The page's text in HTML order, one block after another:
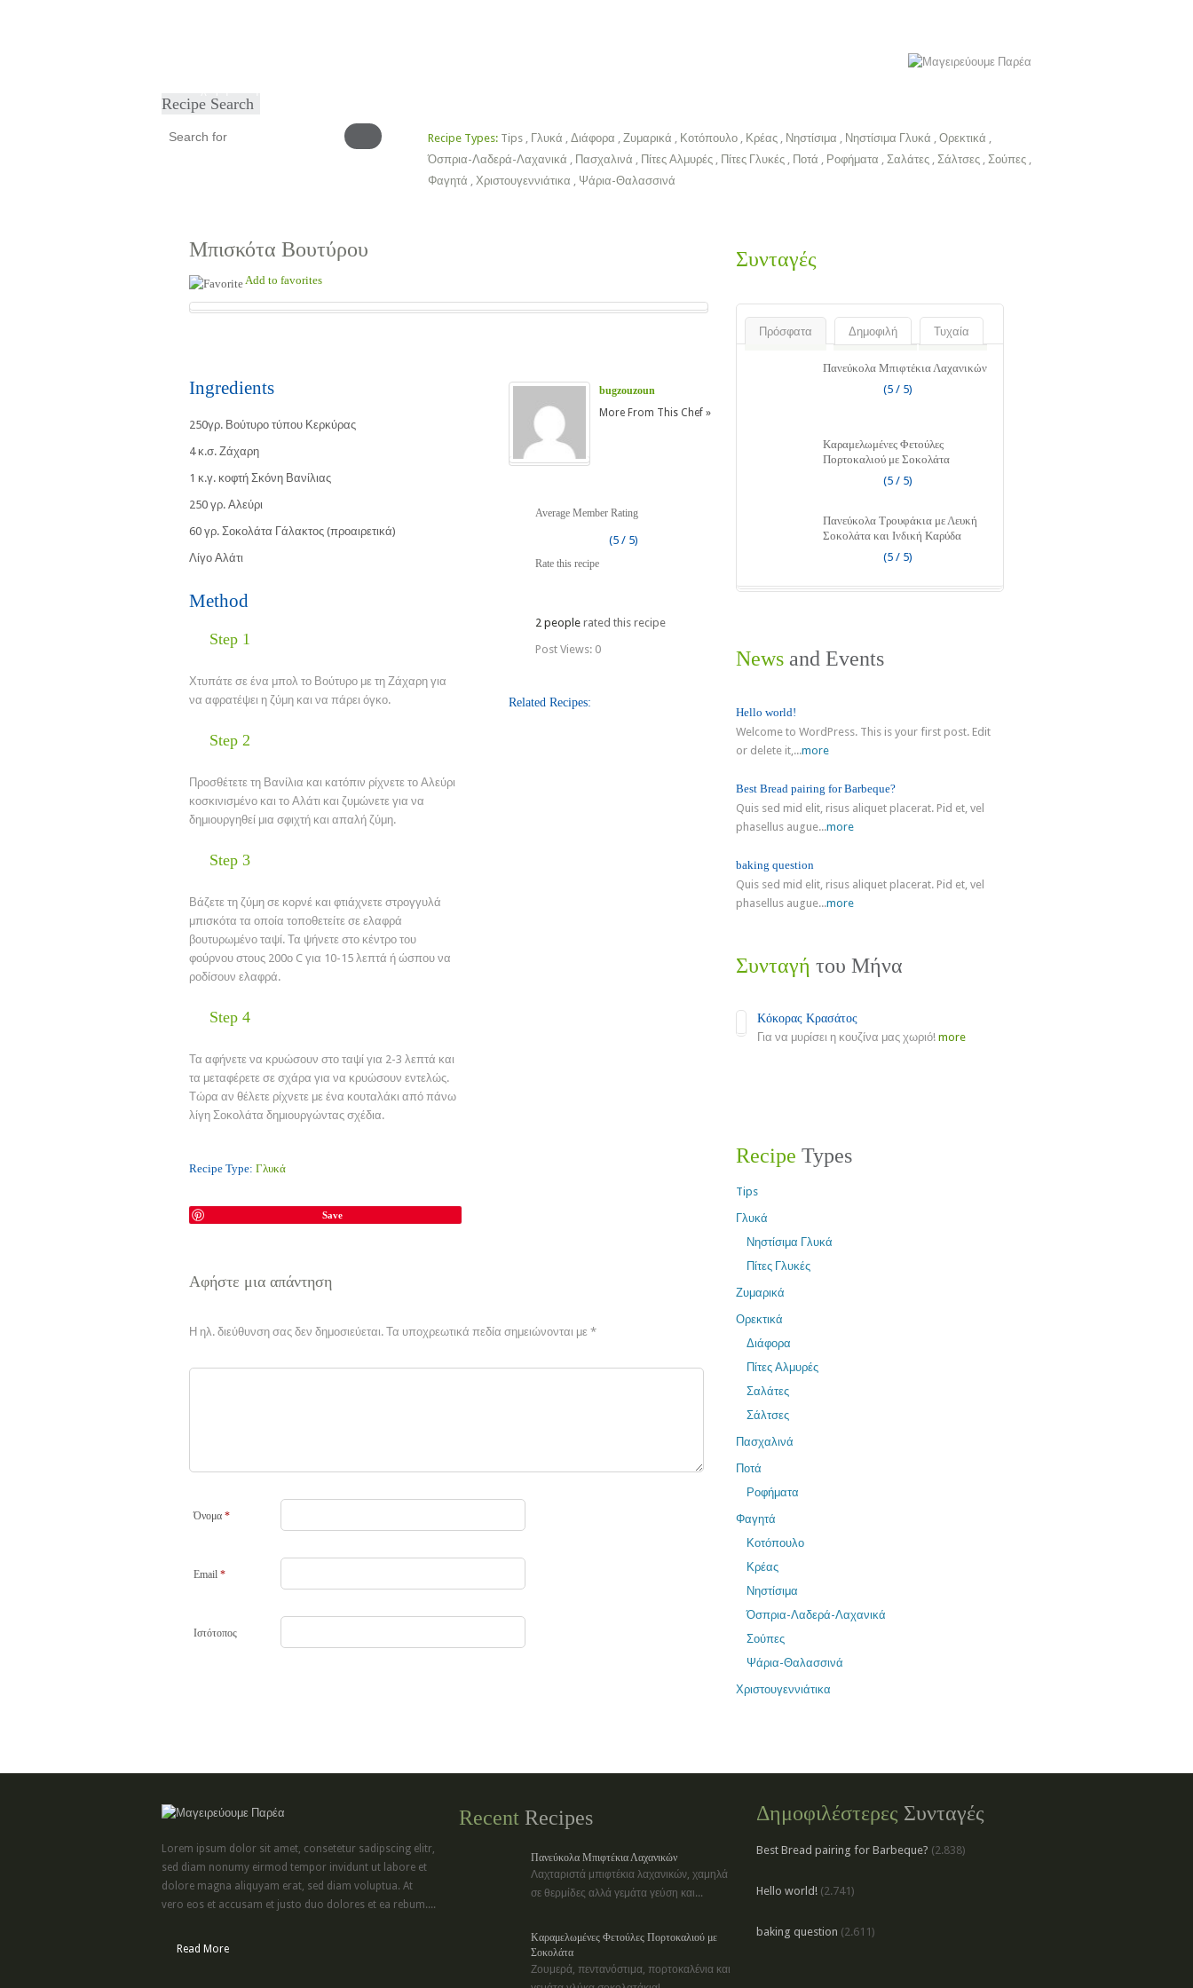
Recipe Search
Recipe Types: Tips , Γλυκά , Διάφορα , Ζυμαρικά , Κοτόπουλο , Κρέας , Νηστίσιμα , Νηστίσιμα Γλυκά , Ορεκτικά ,
Όσπρια-Λαδερά-Λαχανικά , Πασχαλινά , Πίτες Αλμυρές , Πίτες Γλυκές , Ποτά , Ροφήματα , Σαλάτες , Σάλτσες , Σούπες ,
Φαγητά , Χριστουγεννιάτικα , Ψάρια-Θαλασσινά
Μπισκότα Βουτύρου
Add to favorites
Ingredients
250γρ. Βούτυρο τύπου Κερκύρας
4 κ.σ. Ζάχαρη
1 κ.γ. κοφτή Σκόνη Βανίλιας
250 γρ. Αλεύρι
60 γρ. Σοκολάτα Γάλακτος (προαιρετικά)
Λίγο Αλάτι
Method
Step 1
Χτυπάτε σε ένα μπολ το Βούτυρο με τη Ζάχαρη για
να αφρατέψει η ζύμη και να πάρει όγκο.
Step 2
Προσθέτετε τη Βανίλια και κατόπιν ρίχνετε το Αλεύρι
κοσκινισμένο και το Αλάτι και ζυμώνετε για να
δημιουργηθεί μια σφιχτή και απαλή ζύμη.
Step 3
Βάζετε τη ζύμη σε κορνέ και φτιάχνετε στρογγυλά
μπισκότα τα οποία τοποθετείτε σε ελαφρά
βουτυρωμένο ταψί. Τα ψήνετε στο κέντρο του
φούρνου στους 200ο C για 10-15 λεπτά ή ώσπου να
ροδίσουν ελαφρά.
Step 4
Τα αφήνετε να κρυώσουν στο ταψί για 2-3 λεπτά και
τα μεταφέρετε σε σχάρα για να κρυώσουν εντελώς.
Τώρα αν θέλετε ρίχνετε με ένα κουταλάκι από πάνω
λίγη Σοκολάτα δημιουργώντας σχέδια.
Recipe Type: Γλυκά
Save
bugzouzoun
More From This Chef »
Average Member Rating
(5 / 5)
Rate this recipe
2 people rated this recipe
Post Views: 0
Related Recipes:
Αφήστε μια απάντηση
Η ηλ. διεύθυνση σας δεν δημοσιεύεται. Τα υποχρεωτικά πεδία σημειώνονται με *
Όνομα *
Email *
Ιστότοπος
Συνταγές
Πρόσφατα Δημοφιλή Τυχαία
Πανεύκολα Μπιφτέκια Λαχανικών
(5 / 5)
Καραμελωμένες Φετούλες
Πορτοκαλιού με Σοκολάτα
(5 / 5)
Πανεύκολα Τρουφάκια με Λευκή
Σοκολάτα και Ινδική Καρύδα
(5 / 5)
News and Events
Hello world!
Welcome to WordPress. This is your first post. Edit
or delete it,...more
Best Bread pairing for Barbeque?
Quis sed mid elit, risus aliquet placerat. Pid et, vel
phasellus augue...more
baking question
Quis sed mid elit, risus aliquet placerat. Pid et, vel
phasellus augue...more
Συνταγή του Μήνα
Κόκορας Κρασάτος
Για να μυρίσει η κουζίνα μας χωριό! more
Recipe Types
Tips
Γλυκά
Νηστίσιμα Γλυκά
Πίτες Γλυκές
Ζυμαρικά
Ορεκτικά
Διάφορα
Πίτες Αλμυρές
Σαλάτες
Σάλτσες
Πασχαλινά
Ποτά
Ροφήματα
Φαγητά
Κοτόπουλο
Κρέας
Νηστίσιμα
Όσπρια-Λαδερά-Λαχανικά
Σούπες
Ψάρια-Θαλασσινά
Χριστουγεννιάτικα
Lorem ipsum dolor sit amet, consetetur sadipscing elitr,
sed diam nonumy eirmod tempor invidunt ut labore et
dolore magna aliquyam erat, sed diam voluptua. At
vero eos et accusam et justo duo dolores et ea rebum....
Read More
Recent Recipes
Πανεύκολα Μπιφτέκια Λαχανικών
Λαχταριστά μπιφτέκια λαχανικών, χαμηλά
σε θερμίδες αλλά γεμάτα γεύση και...
Καραμελωμένες Φετούλες Πορτοκαλιού με
Σοκολάτα
Ζουμερά, πεντανόστιμα, πορτοκαλένια και
Δημοφιλέστερες Συνταγές
Best Bread pairing for Barbeque? (2.838)
Hello world! (2.741)
baking question (2.611)